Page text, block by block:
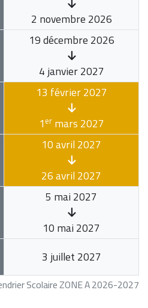
Scolaire ZONE A 2026-2027
2 novembre 2026
19 décembre 2026
4 janvier 2027
13 février 2027
1ermars 2027
10 avril 2027
26 avril 2027
5 mai 2027
10 mai 2027
3 juillet 2027